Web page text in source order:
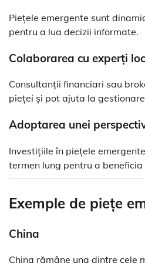
Piețele emergente sunt
pentru a lua decizii informate.
Colaborarea cu experți
Consultanții financiari sau
pieței și pot ajuta la
Adoptarea unei
Investițiile în piețele
termen lung pentru a
Exemple de piețe
China
China rămâne una dintre cele